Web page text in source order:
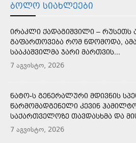
ᲑᲝᲚᲝ ᲡᲘᲐᲮᲚᲔᲔᲑᲘ
ᲘᲠᲐᲙᲚᲘ ᲥᲐᲓᲐᲒᲘᲨᲕᲘᲚᲘ – ᲠᲣᲡᲔᲗᲡ
ᲒᲐᲤᲐᲠᲗᲝᲕᲔᲑᲐ ᲠᲝᲛ ᲜᲓᲝᲛᲝᲓᲐ,
ᲡᲐᲐᲙᲐᲨᲕᲘᲚᲛᲐ ᲯᲐᲠᲘ ᲛᲐᲠᲗᲕᲘᲡ...
7 აგვისტო, 2026
ᲜᲐᲢᲝ-Ს ᲒᲔᲜᲔᲠᲐᲚᲣᲠᲘ ᲛᲓᲘᲕᲜᲘᲡ
ᲬᲐᲠᲛᲝᲛᲐᲓᲒᲔᲜᲔᲚᲘ ᲙᲔᲕᲘᲜ
ᲡᲐᲥᲐᲠᲗᲕᲔᲚᲝᲖᲔ ᲗᲐᲕᲓᲐᲡᲮᲛᲐ ᲓᲐ
7 აგვისტო, 2026